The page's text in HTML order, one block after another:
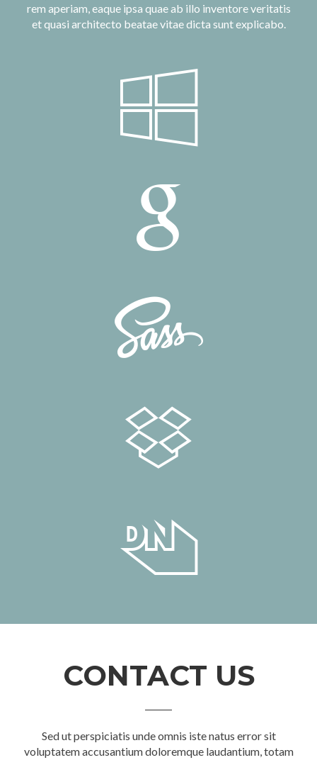
rem aperiam, eaque ipsa quae ab illo inventore veritatis
et quasi architecto beatae vitae dicta sunt explicabo.
CONTACT US
Sed ut perspiciatis unde omnis iste natus error sit
voluptatem accusantium doloremque laudantium, totam